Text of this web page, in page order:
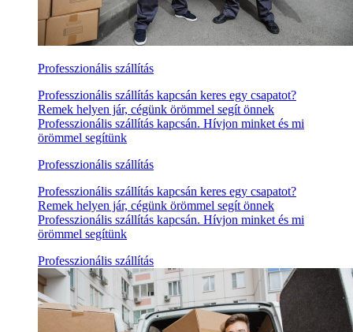
Professzionális szállítás
Professzionális szállítás kapcsán keres egy csapatot?
Remek helyen jár, cégünk örömmel segít önnek
Professzionális szállítás kapcsán. Hívjon minket és mi
örömmel segítünk
Professzionális szállítás
Professzionális szállítás kapcsán keres egy csapatot?
Remek helyen jár, cégünk örömmel segít önnek
Professzionális szállítás kapcsán. Hívjon minket és mi
örömmel segítünk
Professzionális szállítás